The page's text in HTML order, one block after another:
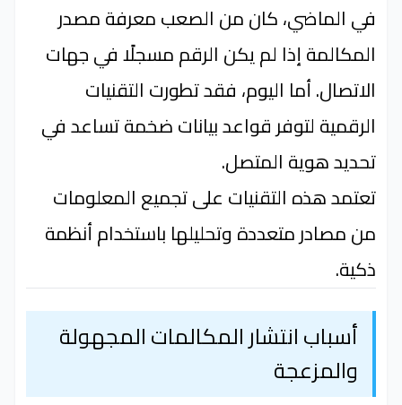
في الماضي، كان من الصعب معرفة مصدر
المكالمة إذا لم يكن الرقم مسجلًا في جهات
الاتصال. أما اليوم، فقد تطورت التقنيات
الرقمية لتوفر قواعد بيانات ضخمة تساعد في
تحديد هوية المتصل.
تعتمد هذه التقنيات على تجميع المعلومات
من مصادر متعددة وتحليلها باستخدام أنظمة
ذكية.
أسباب انتشار المكالمات المجهولة
والمزعجة